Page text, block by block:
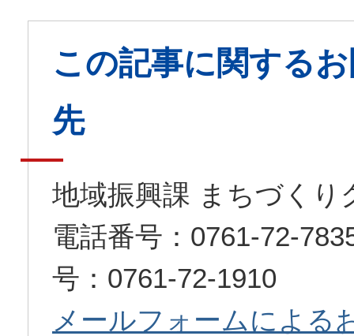
この記事に関する
先
地域振興課 まちづくり
電話番号：0761-72-
号：0761-72-1910
メールフォームによる